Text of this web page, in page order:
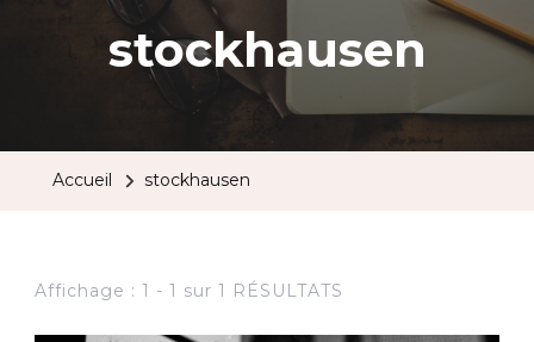
stockhausen
Accueil stockhausen
Affichage : 1 - 1 sur 1 RÉSULTATS